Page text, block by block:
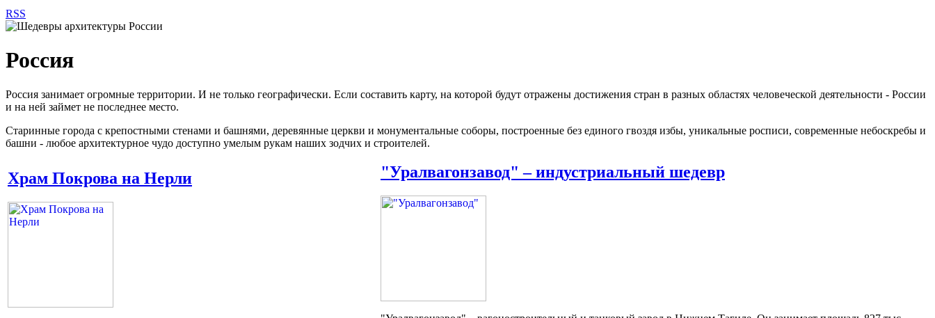
RSS
Россия
Россия занимает огромные территории. И не только географически. Если составить карту, на которой будут отражены достижения стран в разных областях человеческой деятельности - России
и на ней займет не последнее место.
Старинные города с крепостными стенами и башнями, деревянные церкви и монументальные соборы, построенные без единого гвоздя избы, уникальные росписи, современные небоскребы и
башни - любое архитектурное чудо доступно умелым рукам наших зодчих и строителей.
Храм Покрова на Нерли "Уралвагонзавод" – индустриальный шедевр